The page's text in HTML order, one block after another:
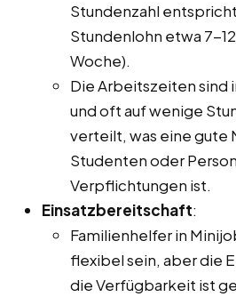
Stundenzahl
Stundenlohn etwa 7-
Woche).
Die Arbeitszeiten sind
und oft auf wenige
verteilt, was eine gute
Studenten oder
Verpflichtungen ist.
Einsatzbereitschaft:
Familienhelfer in
flexibel sein, aber die
die Verfügbarkeit ist